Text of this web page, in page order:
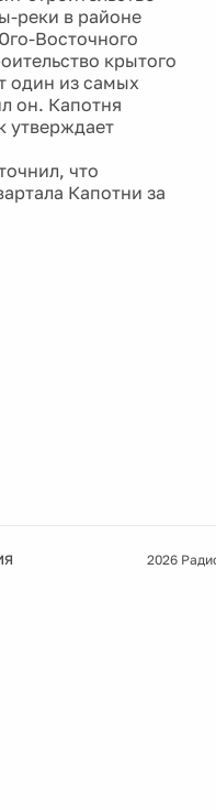
реки в районе
Восточного
крытого
один из самых
он. Капотня
утверждает
что
Капотни за
2026